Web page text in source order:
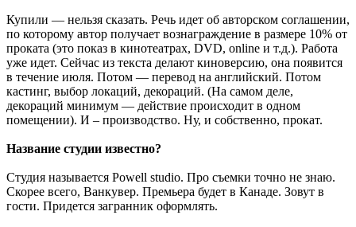
Купили — нельзя сказать. Речь идет об авторском соглашении,
по которому автор получает вознаграждение в размере 10% от
проката (это показ в кинотеатрах, DVD, online и т.д.). Работа
уже идет. Сейчас из текста делают киноверсию, она появится
в течение июля. Потом — перевод на английский. Потом
кастинг, выбор локаций, декораций. (На самом деле,
декораций минимум — действие происходит в одном
помещении). И – производство. Ну, и собственно, прокат.
Название студии известно?
Студия называется Powell studio. Про съемки точно не знаю.
Скорее всего, Ванкувер. Премьера будет в Канаде. Зовут в
гости. Придется загранник оформлять.